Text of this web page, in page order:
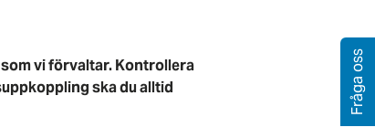
vi förvaltar. Kontrollera
ska du alltid
Fråga oss